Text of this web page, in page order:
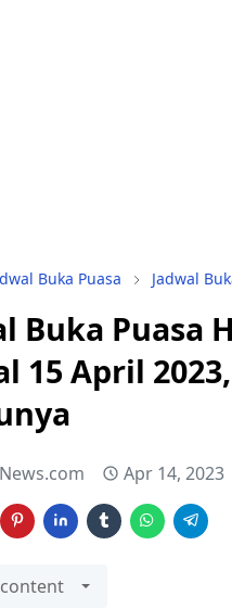
Buka Puasa Jadwal
Buka Puasa
15 April
Apr 14, 2023